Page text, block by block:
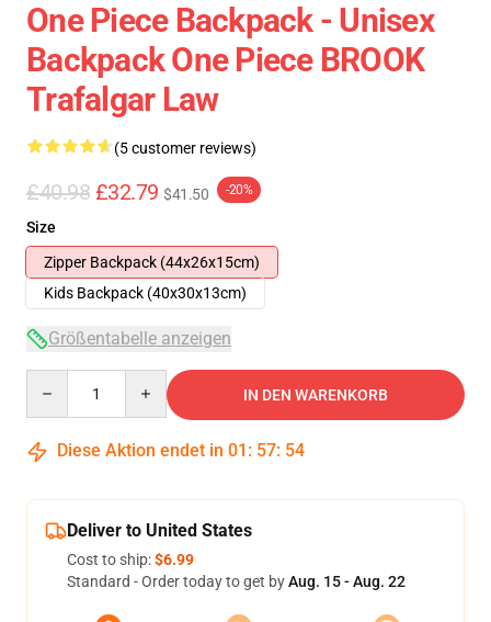
One Piece Backpack - Unisex
Backpack One Piece BROOK
Trafalgar Law
(5 customer reviews)
£40.98 £32.79 $41.50 -20%
Size
Zipper Backpack (44x26x15cm)
Kids Backpack (40x30x13cm)
Größentabelle anzeigen
IN DEN WARENKORB
Diese Aktion endet in 01 : 57: 54
Deliver to United States
Cost to ship:$6.99
Standard - Order today to get byAug. 15 - Aug. 22